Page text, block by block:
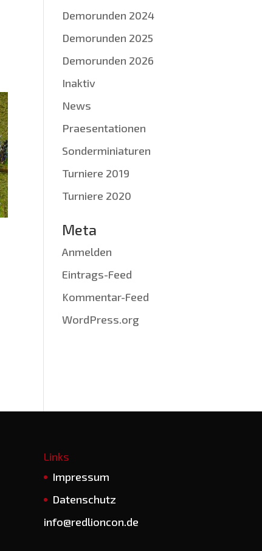
Demorunden 2024
Demorunden 2025
Demorunden 2026
Inaktiv
News
Praesentationen
Sonderminiaturen
Turniere 2019
Turniere 2020
Meta
Anmelden
Eintrags-Feed
Kommentar-Feed
WordPress.org
Links
Impres­sum
Daten­schutz
info@redlioncon.de